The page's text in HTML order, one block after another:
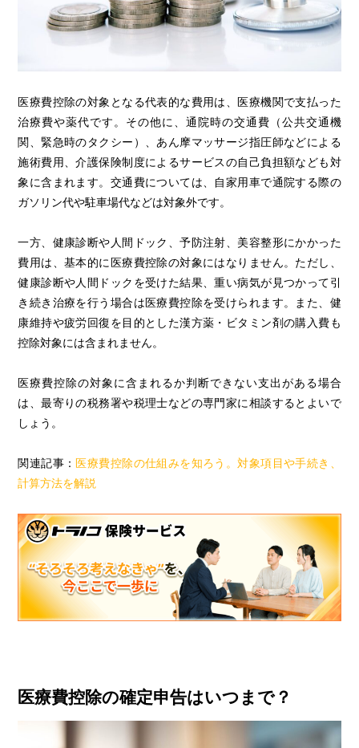
医療費控除の対象となる代表的な費用は、医療機関で支払った
治療費や薬代です。その他に、通院時の交通費（公共交通機
関、緊急時のタクシー）、あん摩マッサージ指圧師などによる
施術費用、介護保険制度によるサービスの自己負担額なども対
象に含まれます。交通費については、自家用車で通院する際の
ガソリン代や駐車場代などは対象外です。
一方、健康診断や人間ドック、予防注射、美容整形にかかった
費用は、基本的に医療費控除の対象にはなりません。ただし、
健康診断や人間ドックを受けた結果、重い病気が見つかって引
き続き治療を行う場合は医療費控除を受けられます。また、健
康維持や疲労回復を目的とした漢方薬・ビタミン剤の購入費も
控除対象には含まれません。
医療費控除の対象に含まれるか判断できない支出がある場合
は、最寄りの税務署や税理士などの専門家に相談するとよいで
しょう。
関連記事： 医療費控除の仕組みを知ろう。対象項目や手続き、
計算方法を解説
医療費控除の確定申告はいつまで？